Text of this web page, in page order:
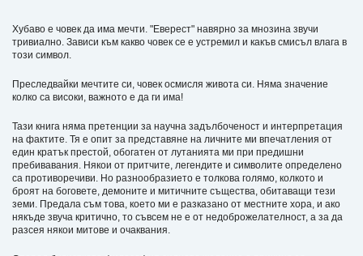
Хубаво е човек да има мечти. "Еверест" навярно за мнозина звучи
тривиално. Зависи към какво човек се е устремил и какъв смисъл влага в
този символ.
Преследвайки мечтите си, човек осмисля живота си. Няма значение
колко са високи, важното е да ги има!
Тази книга няма претенции за научна задълбоченост и интерпретация
на фактите. Тя е опит за представяне на личните ми впечатления от
един кратък престой, обогатен от лутанията ми при предишни
пребивавания. Някои от притчите, легендите и символите определено
са противоречиви. Но разнообразието е толкова голямо, колкото и
броят на боговете, демоните и митичните същества, обитаващи тези
земи. Предала съм това, което ми е разказано от местните хора, и ако
някъде звуча критично, то съвсем не е от недоброжелателност, а за да
разсея някои митове и очаквания.